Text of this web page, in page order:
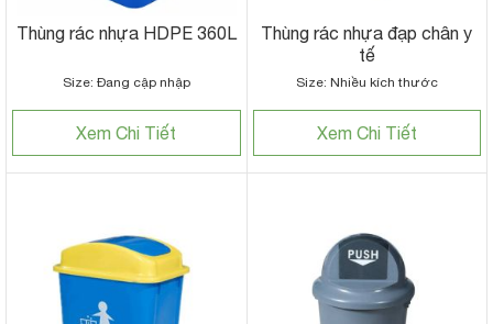
Thùng rác nhựa HDPE 360L
Size: Đang cập nhập
Xem Chi Tiết
Thùng rác nhựa đạp chân y
tế
Size: Nhiều kích thước
Xem Chi Tiết